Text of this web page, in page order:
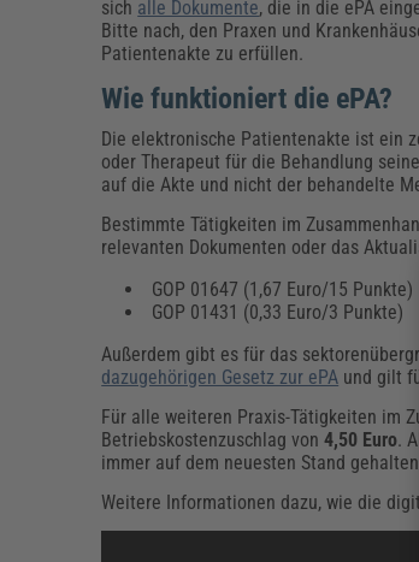
sich alle Dokumente, die in die ePA
Bitte nach, den Praxen und
Patientenakte zu erfüllen.
Wie funktioniert die ePA?
Die elektronische Patientenakte ist ein
oder Therapeut für die Behandlung
auf die Akte und nicht der behandelte
Bestimmte Tätigkeiten im
relevanten Dokumenten oder das
GOP 01647 (1,67 Euro/15 Punkte)
GOP 01431 (0,33 Euro/3 Punkte)
Außerdem gibt es für das
dazugehörigen Gesetz zur ePA und gilt
Für alle weiteren Praxis-Tätigkeiten im
Betriebskostenzuschlag von 4,50 Euro.
immer auf dem neuesten Stand gehalten
Weitere Informationen dazu, wie die